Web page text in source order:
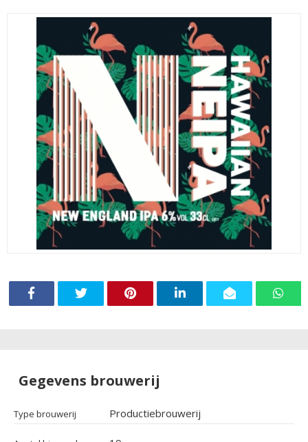
Gegevens brouwerij
Type brouwerij Productiebrouwerij